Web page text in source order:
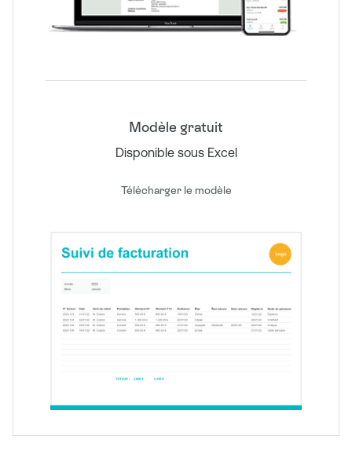
Modèle gratuit
Disponible sous Excel
Télécharger le modèle